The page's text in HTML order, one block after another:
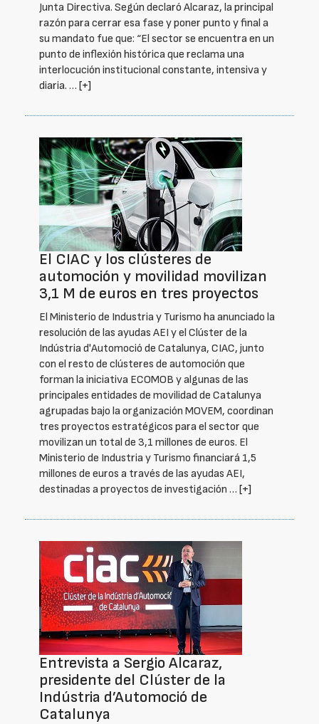
Junta Directiva. Según declaró Alcaraz, la principal
razón para cerrar esa fase y poner punto y final a
su mandato fue que: “El sector se encuentra en un
punto de inflexión histórica que reclama una
interlocución institucional constante, intensiva y
diaria. … [+]
El CIAC y los clústeres de
automoción y movilidad movilizan
3,1 M de euros en tres proyectos
El Ministerio de Industria y Turismo ha anunciado la
resolución de las ayudas AEI y el Clúster de la
Indústria d'Automoció de Catalunya, CIAC, junto
con el resto de clústeres de automoción que
forman la iniciativa ECOMOB y algunas de las
principales entidades de movilidad de Catalunya
agrupadas bajo la organización MOVEM, coordinan
tres proyectos estratégicos para el sector que
movilizan un total de 3,1 millones de euros. El
Ministerio de Industria y Turismo financiará 1,5
millones de euros a través de las ayudas AEI,
destinadas a proyectos de investigación … [+]
Entrevista a Sergio Alcaraz,
presidente del Clúster de la
Indústria d’Automoció de
Catalunya